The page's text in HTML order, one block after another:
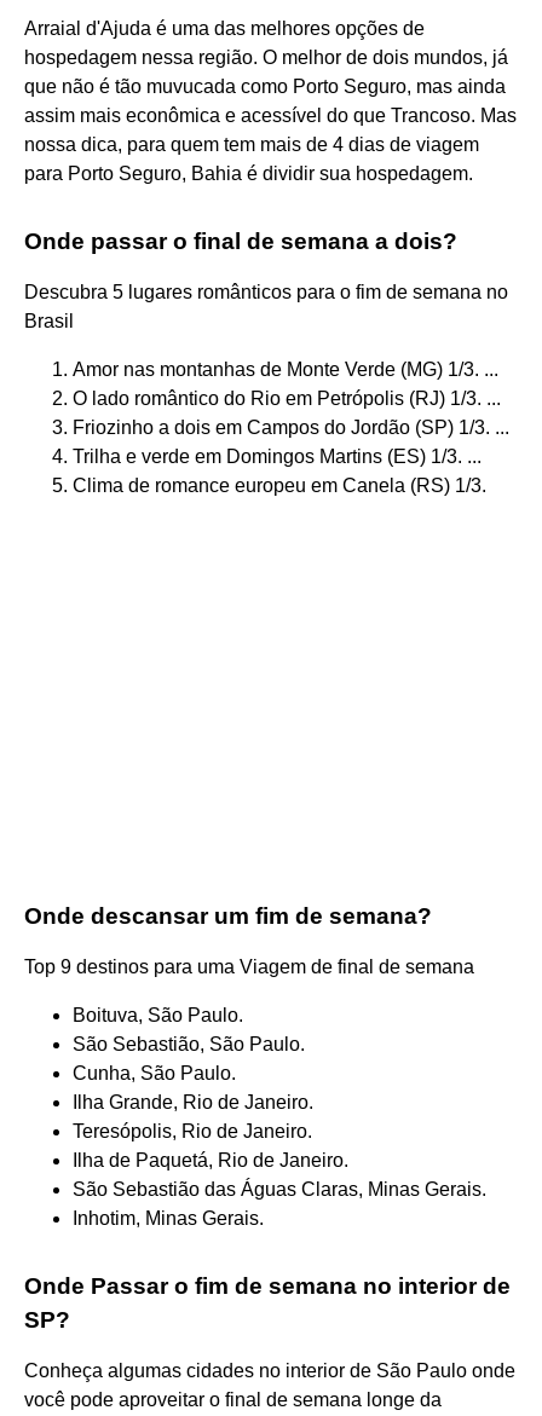
Arraial d'Ajuda é uma das melhores opções de
hospedagem nessa região. O melhor de dois mundos, já
que não é tão muvucada como Porto Seguro, mas ainda
assim mais econômica e acessível do que Trancoso. Mas
nossa dica, para quem tem mais de 4 dias de viagem
para Porto Seguro, Bahia é dividir sua hospedagem.
Onde passar o final de semana a dois?
Descubra 5 lugares românticos para o fim de semana no
Brasil
Amor nas montanhas de Monte Verde (MG) 1/3. ...
O lado romântico do Rio em Petrópolis (RJ) 1/3. ...
Friozinho a dois em Campos do Jordão (SP) 1/3. ...
Trilha e verde em Domingos Martins (ES) 1/3. ...
Clima de romance europeu em Canela (RS) 1/3.
Onde descansar um fim de semana?
Top 9 destinos para uma Viagem de final de semana
Boituva, São Paulo.
São Sebastião, São Paulo.
Cunha, São Paulo.
Ilha Grande, Rio de Janeiro.
Teresópolis, Rio de Janeiro.
Ilha de Paquetá, Rio de Janeiro.
São Sebastião das Águas Claras, Minas Gerais.
Inhotim, Minas Gerais.
Onde Passar o fim de semana no interior de
SP?
Conheça algumas cidades no interior de São Paulo onde
você pode aproveitar o final de semana longe da